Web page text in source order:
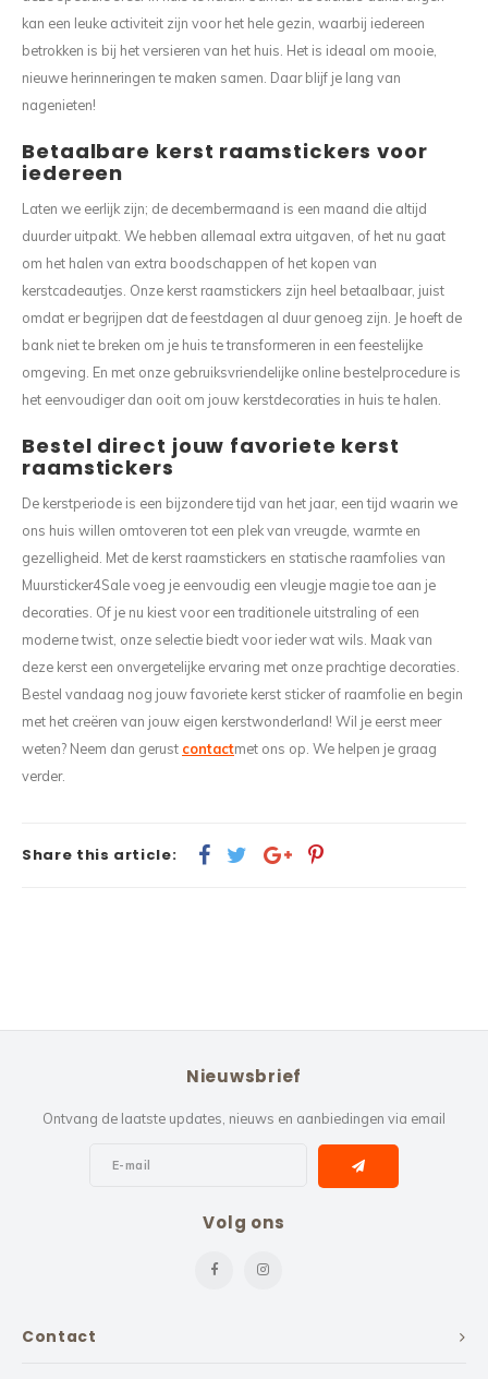
kan een leuke activiteit zijn voor het hele gezin, waarbij iedereen
betrokken is bij het versieren van het huis. Het is ideaal om mooie,
nieuwe herinneringen te maken samen. Daar blijf je lang van
nagenieten!
Betaalbare kerst raamstickers voor
iedereen
Laten we eerlijk zijn; de decembermaand is een maand die altijd
duurder uitpakt. We hebben allemaal extra uitgaven, of het nu gaat
om het halen van extra boodschappen of het kopen van
kerstcadeautjes. Onze kerst raamstickers zijn heel betaalbaar, juist
omdat er begrijpen dat de feestdagen al duur genoeg zijn. Je hoeft de
bank niet te breken om je huis te transformeren in een feestelijke
omgeving. En met onze gebruiksvriendelijke online bestelprocedure is
het eenvoudiger dan ooit om jouw kerstdecoraties in huis te halen.
Bestel direct jouw favoriete kerst
raamstickers
De kerstperiode is een bijzondere tijd van het jaar, een tijd waarin we
ons huis willen omtoveren tot een plek van vreugde, warmte en
gezelligheid. Met de kerst raamstickers en statische raamfolies van
Muursticker4Sale voeg je eenvoudig een vleugje magie toe aan je
decoraties. Of je nu kiest voor een traditionele uitstraling of een
moderne twist, onze selectie biedt voor ieder wat wils. Maak van
deze kerst een onvergetelijke ervaring met onze prachtige decoraties.
Bestel vandaag nog jouw favoriete kerst sticker of raamfolie en begin
met het creëren van jouw eigen kerstwonderland! Wil je eerst meer
weten? Neem dan gerust contactmet ons op. We helpen je graag
verder.
Share this article:
Contact
Nieuwsbrief
Ontvang de laatste updates, nieuws en aanbiedingen via email
Volg ons